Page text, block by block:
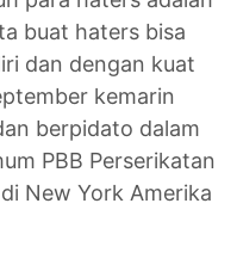
buat haters bisa
dan dengan kuat
kemarin
berpidato dalam
PBB Perserikatan
New York Amerika